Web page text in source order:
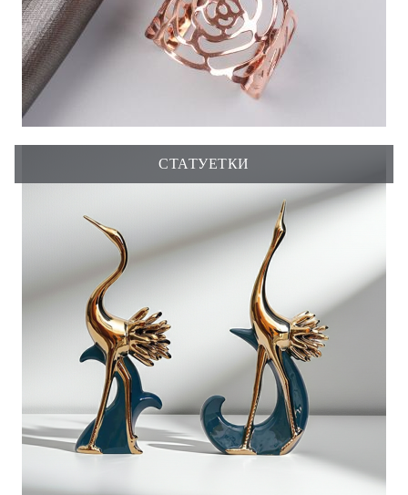
СТАТУЕТКИ